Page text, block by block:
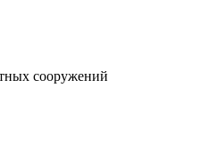
сооружений